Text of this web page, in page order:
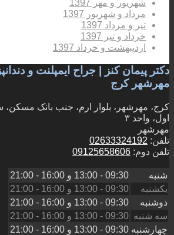
شهریور و مهر 1397
مرداد و شهریور 1397
تیر و مرداد 1397
خرداد و تیر 1397
اردیبهشت و خرداد 1397
دکتر پیمان کنز | جراح ایمپلنت و
مهرشهر کرج
کرج، مهرشهر، بلوار ارم، جنب بانک مسکن،
اول، واحد ۳
مهرشهر
تلفن: 02633324192
تلفن دوم: 09125658606
شنبه 09:30 - 13:00 و 16:00 - 21:00
یکشنبه
09:30 - 13:00 و 16:00 - 21:00
دوشنبه
09:30 - 13:00 و 16:00 - 21:00
سه شنبه 09:30 - 13:00 و 16:00 - 21:00
چهارشنبه 09:30 - 13:00 و 16:00 - 21:00